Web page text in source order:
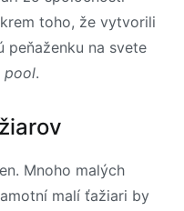
toho, že vytvorili
peňaženku na svete
pool.
Mnoho malých
malí ťažiari by